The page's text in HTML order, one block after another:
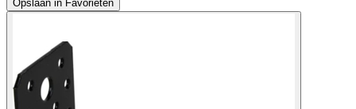
Opslaan in Favorieten